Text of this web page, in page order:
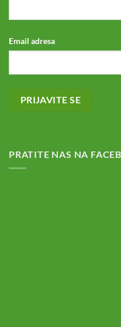
Email adresa
PRATITE NAS NA